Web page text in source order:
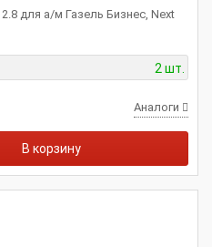
для а/м Газель Бизнес, Next
2 шт.
Аналоги
В корзину